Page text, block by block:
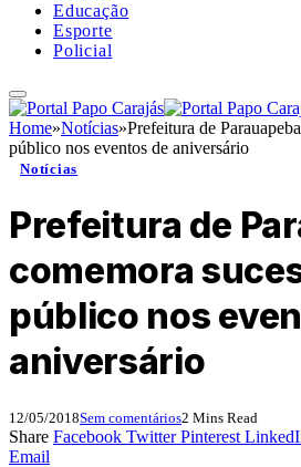
Educação
Esporte
Policial
Home»Notícias»Prefeitura de
público nos eventos de aniversário
Notícias
Prefeitura de
comemora
público nos
aniversário
12/05/2018Sem comentários2 Mins Read
Share Facebook Twitter Pinterest
Email